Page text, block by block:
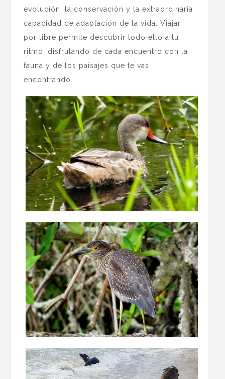
evolución, la conservación y la extraordinaria
capacidad de adaptación de la vida. Viajar
por libre permite descubrir todo ello a tu
ritmo, disfrutando de cada encuentro con la
fauna y de los paisajes que te vas
encontrando.